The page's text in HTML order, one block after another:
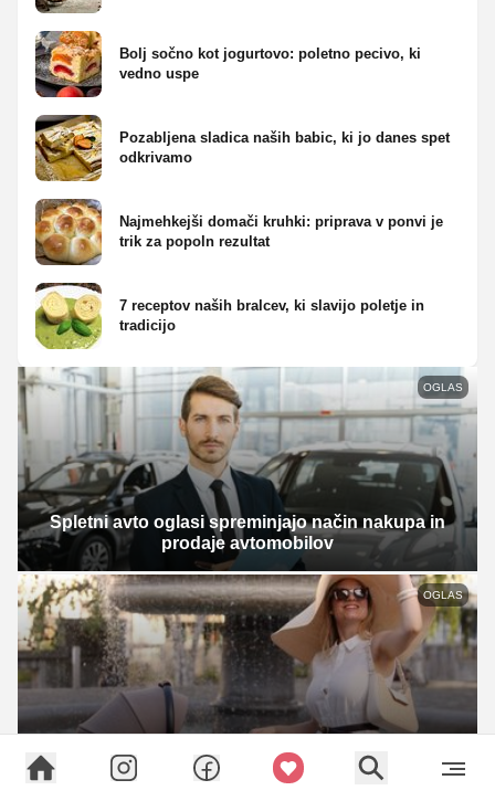
Bolj sočno kot jogurtovo: poletno pecivo, ki
vedno uspe
Pozabljena sladica naših babic, ki jo danes spet
odkrivamo
Najmehkejši domači kruhki: priprava v ponvi je
trik za popoln rezultat
7 receptov naših bralcev, ki slavijo poletje in
tradicijo
OGLAS
Spletni avto oglasi spreminjajo način nakupa in
prodaje avtomobilov
OGLAS
Postali ste družina in življenje ... teče dalje